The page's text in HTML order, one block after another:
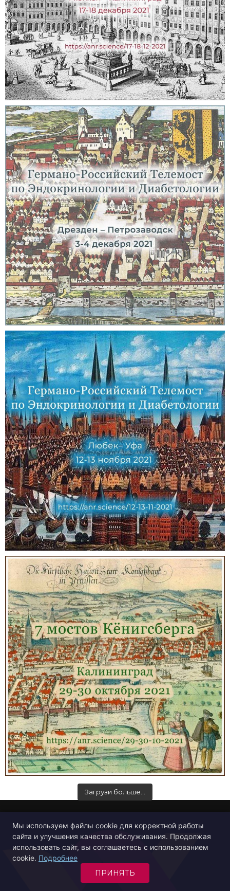
Загрузи больше…
Мы используем файлы cookie для корректной работы
сайта и улучшения качества обслуживания. Продолжая
использовать сайт, вы соглашаетесь с использованием
cookie. Подробнее
ПРИНЯТЬ